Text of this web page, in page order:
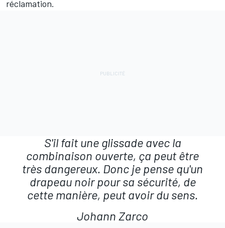
réclamation.
S'il fait une glissade avec la
combinaison ouverte, ça peut être
très dangereux. Donc je pense qu'un
drapeau noir pour sa sécurité, de
cette manière, peut avoir du sens.
Johann Zarco